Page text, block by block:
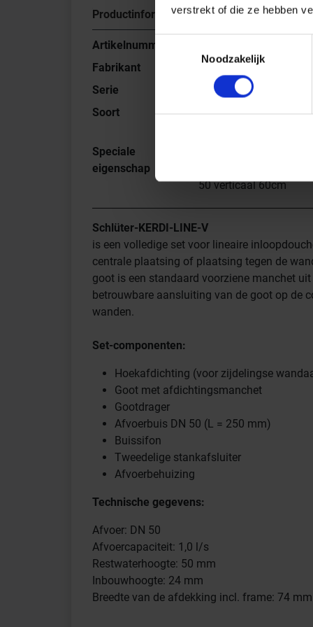
verstrekt of die ze hebben
Toestemmingsselectie
Noodzakelijk
Productinformatie
Artikelnummer
Fabrikant
Schlüter Systems
Serie
KERDI-LINE-V
Soort
Set roestvaststalen
Speciale
eigenschap
50 verticaal 60cm
Schlüter-KERDI-LINE-V
is een volledige set voor lineaire
centrale plaatsing of plaatsing tegen de
goot is een standaard voorziene manchet
betrouwbare aansluiting van de goot op de
wanden.
Set-componenten:
Hoekafdichting (voor zijdelingse
Goot met afdichtingsmanchet
Gootdrager
Afvoerbuis DN 50 (L = 250 mm)
Buissifon
Tweedelige stankafsluiter
Afvoerbehuizing
Technische gegevens:
Afvoer: DN 50
Afvoercapaciteit: 1,0 l/s
Restwaterhoogte: 50 mm
Inbouwhoogte: 24 mm
Breedte van de afdekking incl. frame: 74 mm